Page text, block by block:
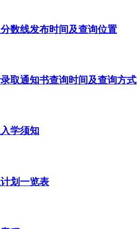
数线发布时间及查询位置
取通知书查询时间及查询方式
学须知
划一览表